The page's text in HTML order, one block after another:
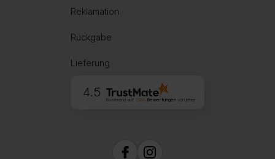
Reklamation
Rückgabe
Lieferung
4.5
Basierend auf 1996Bewertungen von jeher